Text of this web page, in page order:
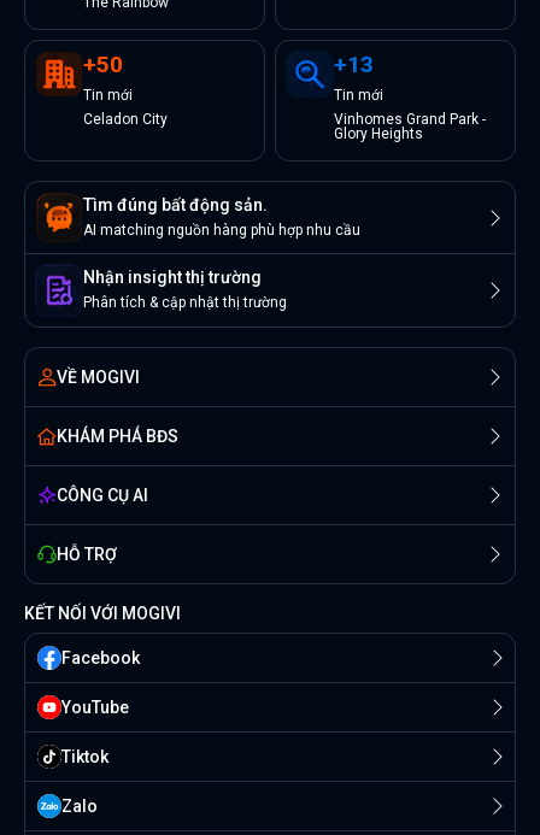
+50
Tin mới
Celadon City
+13
Tin mới
Vinhomes Grand Park -
Glory Heights
Tìm đúng bất động sản.
AI matching nguồn hàng phù hợp nhu cầu
Nhận insight thị trường
Phân tích & cập nhật thị trường
VỀ MOGIVI
KHÁM PHÁ BĐS
CÔNG CỤ AI
HỖ TRỢ
KẾT NỐI VỚI MOGIVI
Facebook
YouTube
Tiktok
Zalo